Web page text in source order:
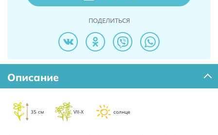
ПОДЕЛИТЬСЯ
Описание
35 см VII-X солнце